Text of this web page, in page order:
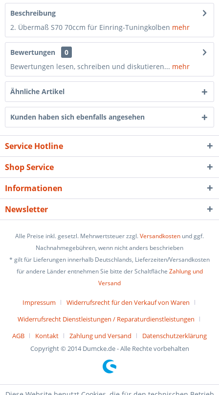
Beschreibung
2. Übermaß S70 70ccm für Einring-Tuningkolben mehr
Bewertungen
0
Bewertungen lesen, schreiben und diskutieren... mehr
Ähnliche Artikel
Kunden haben sich ebenfalls angesehen
Service Hotline
Shop Service
Informationen
Newsletter
Alle Preise inkl. gesetzl. Mehrwertsteuer zzgl.Versandkosten und ggf.
Nachnahmegebühren, wenn nicht anders beschrieben
* gilt für Lieferungen innerhalb Deutschlands, Lieferzeiten/Versandkosten
für andere Länder entnehmen Sie bitte der Schaltfläche Zahlung und
Versand
Impressum
Widerrufsrecht für den Verkauf von Waren
Widerrufsrecht Dienstleistungen / Reparaturdienstleistungen
AGB
Kontakt Zahlung und Versand
Datenschutzerklärung
Copyright © 2014 Dumcke.de - Alle Rechte vorbehalten